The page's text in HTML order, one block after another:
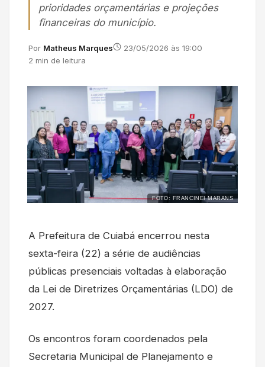
prioridades orçamentárias e projeções
financeiras do município.
Por Matheus Marques
23/05/2026 às 19:00
2 min de leitura
FOTO: FRANCINEI MARANS
A Prefeitura de Cuiabá encerrou nesta
sexta-feira (22) a série de audiências
públicas presenciais voltadas à elaboração
da Lei de Diretrizes Orçamentárias (LDO) de
2027.
Os encontros foram coordenados pela
Secretaria Municipal de Planejamento e